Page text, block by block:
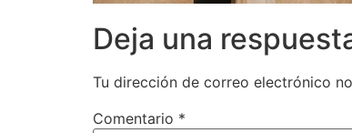
Deja una
Tu dirección de correo electrónico
Comentario *